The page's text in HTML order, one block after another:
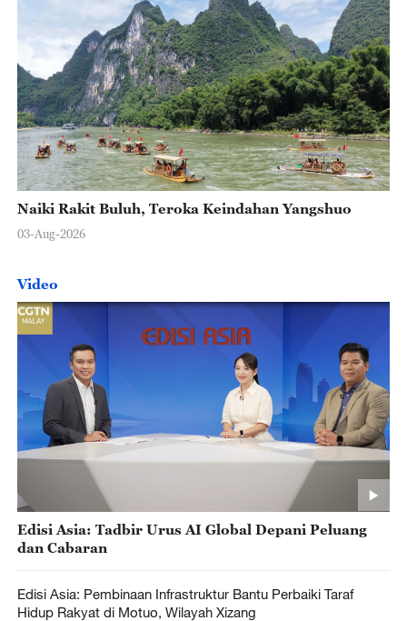
Naiki Rakit Buluh, Teroka Keindahan Yangshuo
03-Aug-2026
Video
Edisi Asia: Tadbir Urus AI Global Depani Peluang
dan Cabaran
Edisi Asia: Pembinaan Infrastruktur Bantu Perbaiki Taraf
Hidup Rakyat di Motuo, Wilayah Xizang